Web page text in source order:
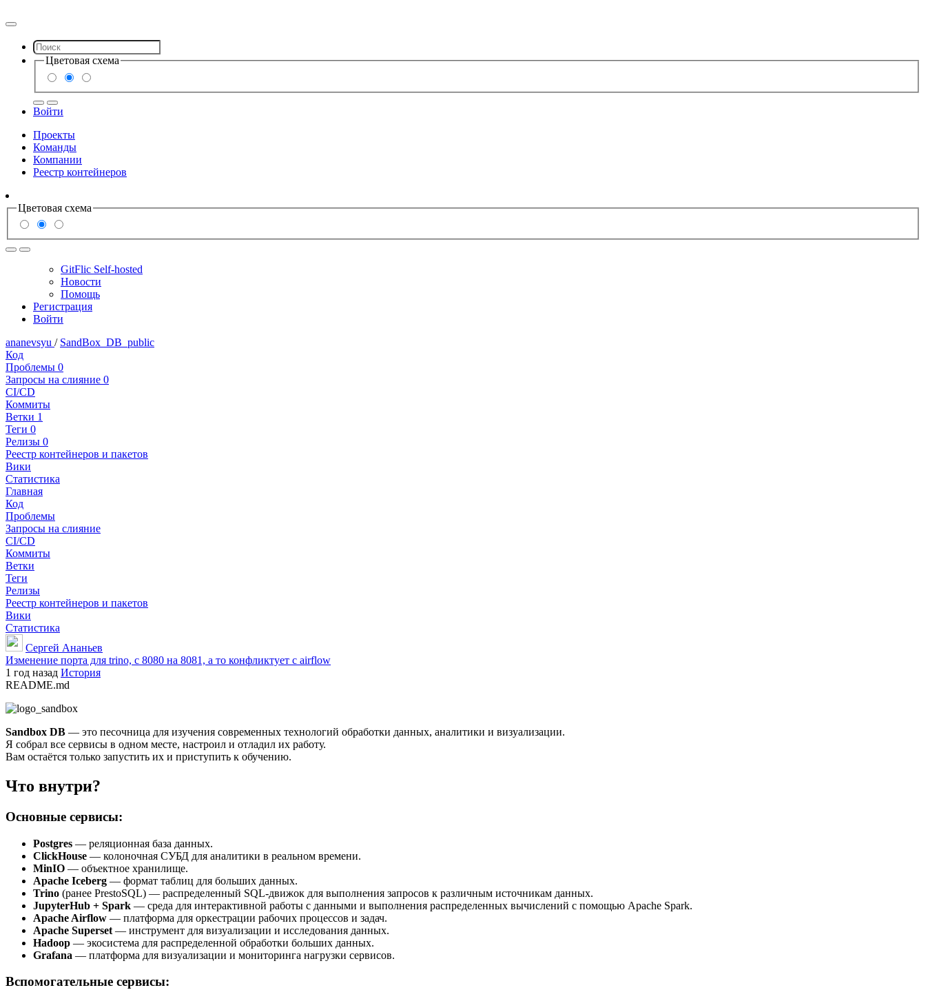
Цветовая схема
Войти
Проекты
Команды
Компании
Реестр контейнеров
Цветовая схема
GitFlic Self-hosted
Новости
Помощь
Регистрация
Войти
ananevsyu / SandBox_DB_public
Код
Проблемы 0
Запросы на слияние 0
CI/CD
Коммиты
Ветки 1
Теги 0
Релизы 0
Реестр контейнеров и пакетов
Вики
Статистика
Главная
Код
Проблемы
Запросы на слияние
CI/CD
Коммиты
Ветки
Теги
Релизы
Реестр контейнеров и пакетов
Вики
Статистика
Сергей Ананьев
Изменение порта для trino, с 8080 на 8081, а то конфликтует с airflow
1 год назад История
README.md
Sandbox DB — это песочница для изучения современных технологий обработки данных, аналитики и визуализации.
Я собрал все сервисы в одном месте, настроил и отладил их работу.
Вам остаётся только запустить их и приступить к обучению.
Что внутри?
Основные сервисы:
Postgres — реляционная база данных.
ClickHouse — колоночная СУБД для аналитики в реальном времени.
MinIO — объектное хранилище.
Apache Iceberg — формат таблиц для больших данных.
Trino (ранее PrestoSQL) — распределенный SQL-движок для выполнения запросов к различным источникам данных.
JupyterHub + Spark — среда для интерактивной работы с данными и выполнения распределенных вычислений с помощью Apache Spark.
Apache Airflow — платформа для оркестрации рабочих процессов и задач.
Apache Superset — инструмент для визуализации и исследования данных.
Hadoop — экосистема для распределенной обработки больших данных.
Grafana — платформа для визуализации и мониторинга нагрузки сервисов.
Вспомогательные сервисы: